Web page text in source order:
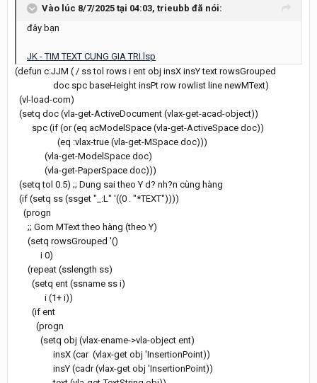
Vào lúc 8/7/2025 tại 04:03, trieubb đã nói:
đây bạn
JK - TIM TEXT CUNG GIA TRI.lsp
(defun c:JJM ( / ss tol rows i ent obj insX insY text rowsGrouped
doc spc baseHeight insPt row rowlist line newMText)
(vl-load-com)
(setq doc (vla-get-ActiveDocument (vlax-get-acad-object))
spc (if (or (eq acModelSpace (vla-get-ActiveSpace doc))
(eq :vlax-true (vla-get-MSpace doc)))
(vla-get-ModelSpace doc)
(vla-get-PaperSpace doc)))
(setq tol 0.5) ;; Dung sai theo Y d? nh?n cùng hàng
(if (setq ss (ssget "_:L" '((0 . "*TEXT"))))
(progn
;; Gom MText theo hàng (theo Y)
(setq rowsGrouped '()
i 0)
(repeat (sslength ss)
(setq ent (ssname ss i)
i (1+ i))
(if ent
(progn
(setq obj (vlax-ename->vla-object ent)
insX (car (vlax-get obj 'InsertionPoint))
insY (cadr (vlax-get obj 'InsertionPoint))